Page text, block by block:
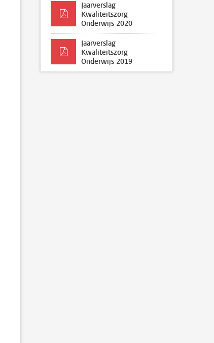
Jaarverslag
Kwaliteitszorg
Onderwijs 2020
Jaarverslag
Kwaliteitszorg
Onderwijs 2019